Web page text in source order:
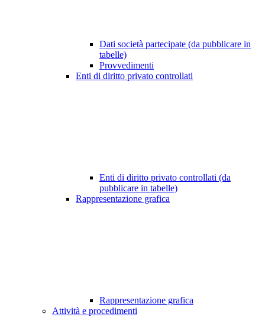
Dati società partecipate (da pubblicare in
tabelle)
Provvedimenti
Enti di diritto privato controllati
Enti di diritto privato controllati (da
pubblicare in tabelle)
Rappresentazione grafica
Rappresentazione grafica
Attività e procedimenti